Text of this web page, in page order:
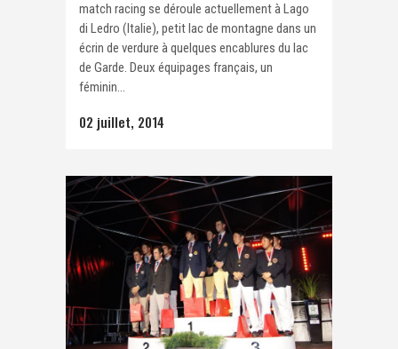
match racing se déroule actuellement à Lago
di Ledro (Italie), petit lac de montagne dans un
écrin de verdure à quelques encablures du lac
de Garde. Deux équipages français, un
féminin...
02 juillet, 2014